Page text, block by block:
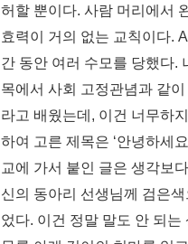
허할 뿐이다. 사람 머리에서
효력이 거의 없는 교칙이다.
간 동안 여러 수모를 당했다.
목에서 사회 고정관념과 같
라고 배웠는데, 이건 너무하
하여 고른 제목은 ‘안녕하세
교에 가서 붙인 글은 생각보
신의 동아리 선생님께 검은색
었다. 이건 정말 말도 안 되는